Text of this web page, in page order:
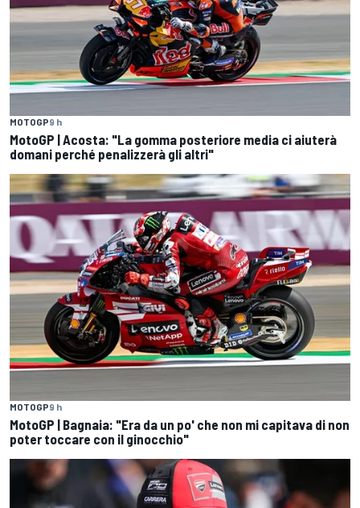
MOTOGP9 h
MotoGP | Acosta: "La gomma posteriore media ci aiuterà
domani perché penalizzerà gli altri"
MOTOGP9 h
MotoGP | Bagnaia: "Era da un po' che non mi capitava di non
poter toccare con il ginocchio"